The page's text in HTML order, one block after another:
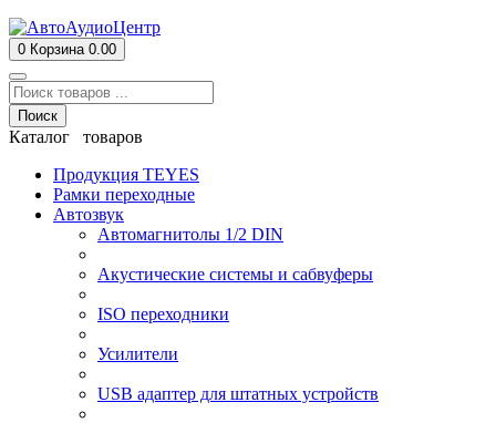
0 Корзина 0.00
Поиск
Каталог товаров
Продукция TEYES
Рамки переходные
Автозвук
Автомагнитолы 1/2 DIN
Акустические системы и сабвуферы
ISO переходники
Усилители
USB адаптер для штатных устройств